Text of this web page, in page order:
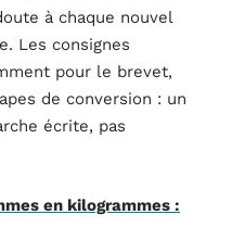
à chaque nouvel
Les consignes
pour le brevet,
de conversion : un
écrite, pas
en kilogrammes :